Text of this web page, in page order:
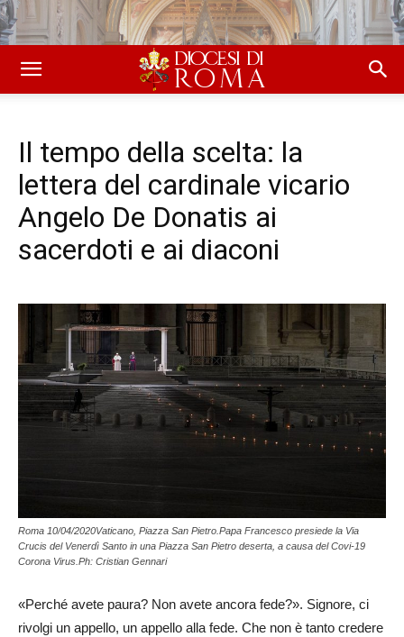
Il tempo della scelta: la
lettera del cardinale vicario
Angelo De Donatis ai
sacerdoti e ai diaconi
Roma 10/04/2020Vaticano, Piazza San Pietro.Papa Francesco presiede la Via
Crucis del Venerdì Santo in una Piazza San Pietro deserta, a causa del Covi-19
Corona Virus.Ph: Cristian Gennari
«Perché avete paura? Non avete ancora fede?». Signore, ci
rivolgi un appello, un appello alla fede. Che non è tanto credere